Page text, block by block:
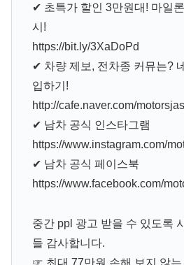
✔ 초특가 할인 3만원대! 마일
시!
https://bit.ly/3XaDoPd
✔ 차량 제보, 전차종 커뮤는?
입하기!
http://cafe.naver.com/
✔ 남차 공식 인스타그램
https://www.instagram.com/
✔ 남차 공식 페이스북
https://www.facebook.com/
중간 ppl 광고 받을 수 있도록
들 감사합니다.
☞ 최대 77만원 손해 보지 않는